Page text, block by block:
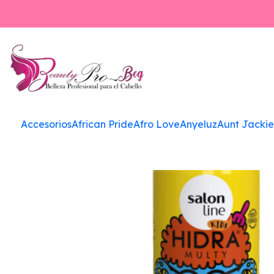
AccesoriosAfrican PrideAfro LoveAnyeluzAunt